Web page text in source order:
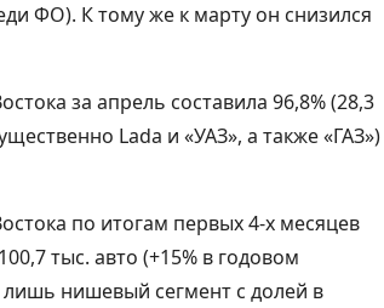
ФО). К тому же к марту он снизился
за апрель составила 96,8% (28,3
Lada и «УАЗ», а также «ГАЗ»)
по итогам первых 4-х месяцев
тыс. авто (+15% в годовом
нишевый сегмент с долей в